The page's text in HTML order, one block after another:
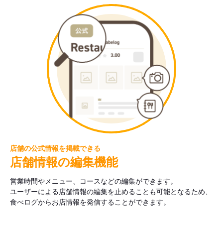
店舗の公式情報を掲載できる
店舗情報の編集機能
営業時間やメニュー、コースなどの編集ができます。
ユーザーによる店舗情報の編集を止めることも可能となるため、
食べログからお店情報を発信することができます。